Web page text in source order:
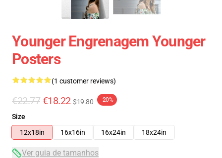
Younger Engrenagem Younger
Posters
(1 customer reviews)
€22.77 €18.22 $19.80 -20%
Size
12x18in
16x16in 16x24in 18x24in
Ver guia de tamanhos